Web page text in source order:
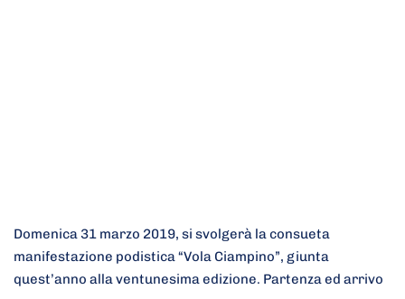
Domenica 31 marzo 2019, si svolgerà la consueta
manifestazione podistica “Vola Ciampino”, giunta
quest’anno alla ventunesima edizione. Partenza ed arrivo